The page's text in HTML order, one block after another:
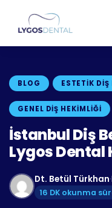
BLOG ESTETIK DIŞ
GENEL DIŞ HEKIMLIĞI
İstanbul Diş
Lygos Dental
Dt. Betül Türkhan·
16 DK okunma